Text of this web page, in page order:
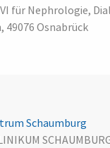
für Nephrologie,
49076 Osnabrück
Schaumburg